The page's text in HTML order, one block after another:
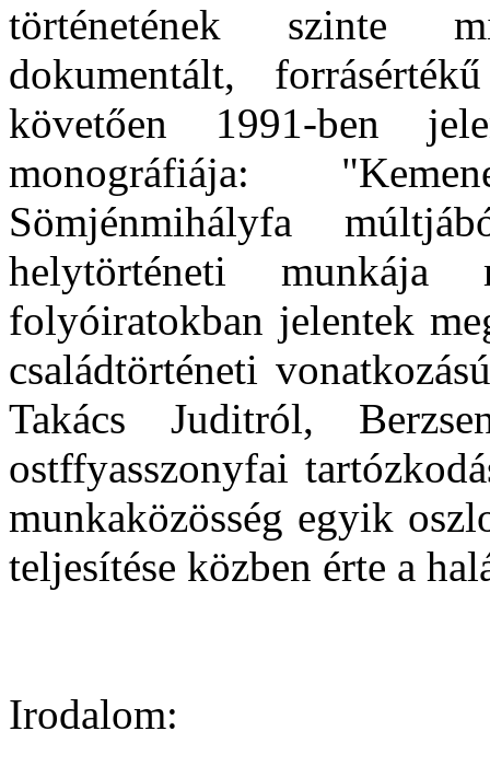
történetének szinte
dokumentált,
követően 1991-ben
monográfiája:
Sömjénmihályfa
helytörténeti munkája
folyóiratokban jelentek
családtörténeti
Takács Juditról,
ostffyasszonyfai
munkaközösség egyik
teljesítése közben érte a
Irodalom: